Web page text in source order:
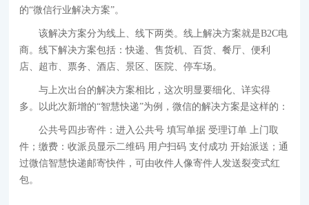
的“微信行业解决方案”。
该解决方案分为线上、线下两类。线上解决方案就是B2C电
商。线下解决方案包括：快递、售货机、百货、餐厅、便利
店、超市、票务、酒店、景区、医院、停车场。
与上次出台的解决方案相比，这次明显要细化、详实得
多。以此次新增的“智慧快递”为例，微信的解决方案是这样的：
公共号四步寄件：进入公共号 填写单据 受理订单 上门取
件；缴费：收派员显示二维码 用户扫码 支付成功 开始派送；通
过微信智慧快递邮寄快件，可由收件人像寄件人发送裂变式红
包。